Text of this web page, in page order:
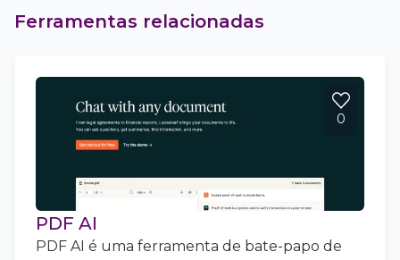
Ferramentas relacionadas
0
PDF AI
PDF AI é uma ferramenta de bate-papo de